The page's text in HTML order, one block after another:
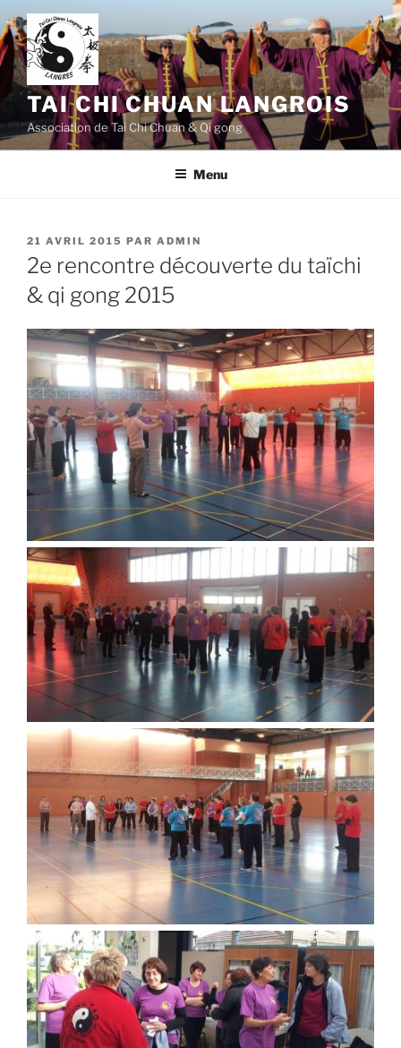
Aller
au
contenu
principal
TAI CHI CHUAN LANGROIS
Association de Tai Chi Chuan & Qi gong
Menu
PUBLIÉ
LE
21 AVRIL 2015 PAR ADMIN
2e rencontre découverte du taïchi
& qi gong 2015